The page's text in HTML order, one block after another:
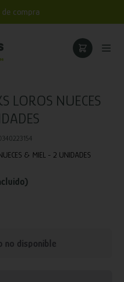
de compra
LOROS NUECES
no disponible